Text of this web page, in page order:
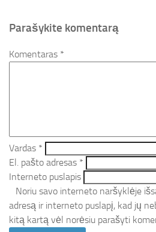
Parašykite komentarą
Komentaras *
Vardas *
El. pašto adresas *
Interneto puslapis
Noriu savo interneto naršyklėje
adresą ir interneto puslapį, kad jų
kitą kartą vėl norėsiu parašyti